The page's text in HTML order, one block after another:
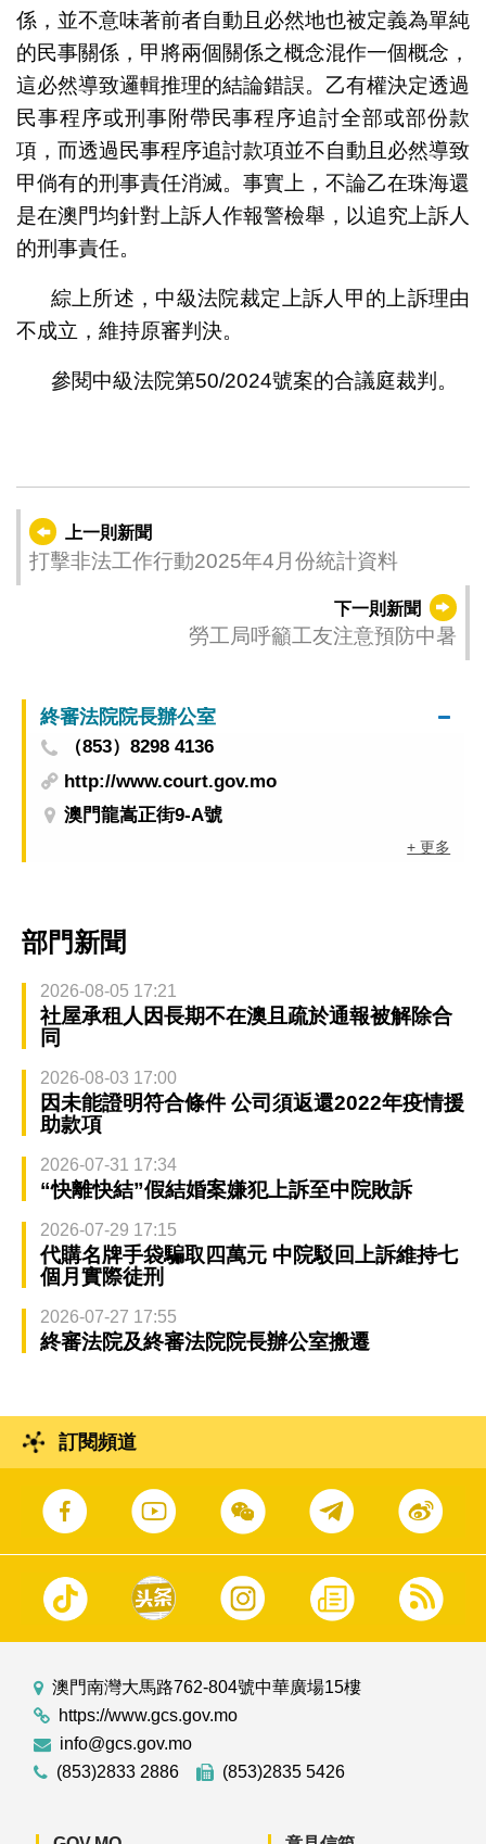
係，並不意味著前者自動且必然地也被定義為單純
的民事關係，甲將兩個關係之概念混作一個概念，
這必然導致邏輯推理的結論錯誤。乙有權決定透過
民事程序或刑事附帶民事程序追討全部或部份款
項，而透過民事程序追討款項並不自動且必然導致
甲倘有的刑事責任消滅。事實上，不論乙在珠海還
是在澳門均針對上訴人作報警檢舉，以追究上訴人
的刑事責任。
綜上所述，中級法院裁定上訴人甲的上訴理由
不成立，維持原審判決。
參閱中級法院第50/2024號案的合議庭裁判。
上一則新聞
打擊非法工作行動2025年4月份統計資料
下一則新聞
勞工局呼籲工友注意預防中暑
終審法院院長辦公室
（853）8298 4136
http://www.court.gov.mo
澳門龍嵩正街9-A號
+ 更多
部門新聞
2026-08-05 17:21
社屋承租人因長期不在澳且疏於通報被解除合
同
2026-08-03 17:00
因未能證明符合條件 公司須返還2022年疫情援
助款項
2026-07-31 17:34
“快離快結”假結婚案嫌犯上訴至中院敗訴
2026-07-29 17:15
代購名牌手袋騙取四萬元 中院駁回上訴維持七
個月實際徒刑
2026-07-27 17:55
終審法院及終審法院院長辦公室搬遷
訂閱頻道
澳門南灣大馬路762-804號中華廣場15樓
https://www.gcs.gov.mo
info@gcs.gov.mo
(853)2833 2886
(853)2835 5426